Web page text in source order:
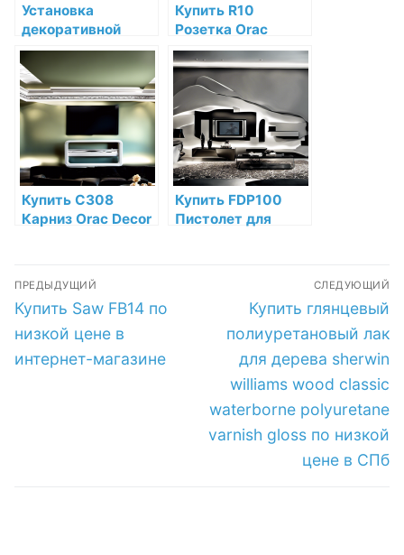
Установка
декоративной
лепнины в
классическом
стиле
Купить R10
Розетка Orac
Decor Полиуретан
Orac Decor по
низкой цене в
интернет-
магазине
Купить C308
Карниз Orac Decor
цене в интернет-
магазине
Купить FDP100
Пистолет для
Навигация
по
записям
ПРЕДЫДУЩИЙ
Предыдущая
запись:
Купить Saw FB14 по
низкой цене в
интернет-магазине
СЛЕДУЮЩИЙ
Следующая
запись:
Купить глянцевый
полиуретановый лак
для дерева sherwin
williams wood classic
waterborne polyuretane
varnish gloss по низкой
цене в СПб